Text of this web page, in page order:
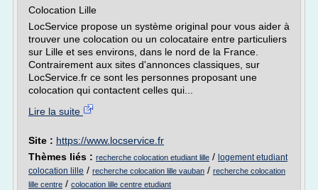
Colocation Lille
LocService propose un système original pour vous aider à
trouver une colocation ou un colocataire entre particuliers
sur Lille et ses environs, dans le nord de la France.
Contrairement aux sites d'annonces classiques, sur
LocService.fr ce sont les personnes proposant une
colocation qui contactent celles qui...
Lire la suite
Site : https://www.locservice.fr
Thèmes liés : recherche colocation etudiant lille / logement etudiant
colocation lille / recherche colocation lille vauban / recherche colocation
lille centre / colocation lille centre etudiant